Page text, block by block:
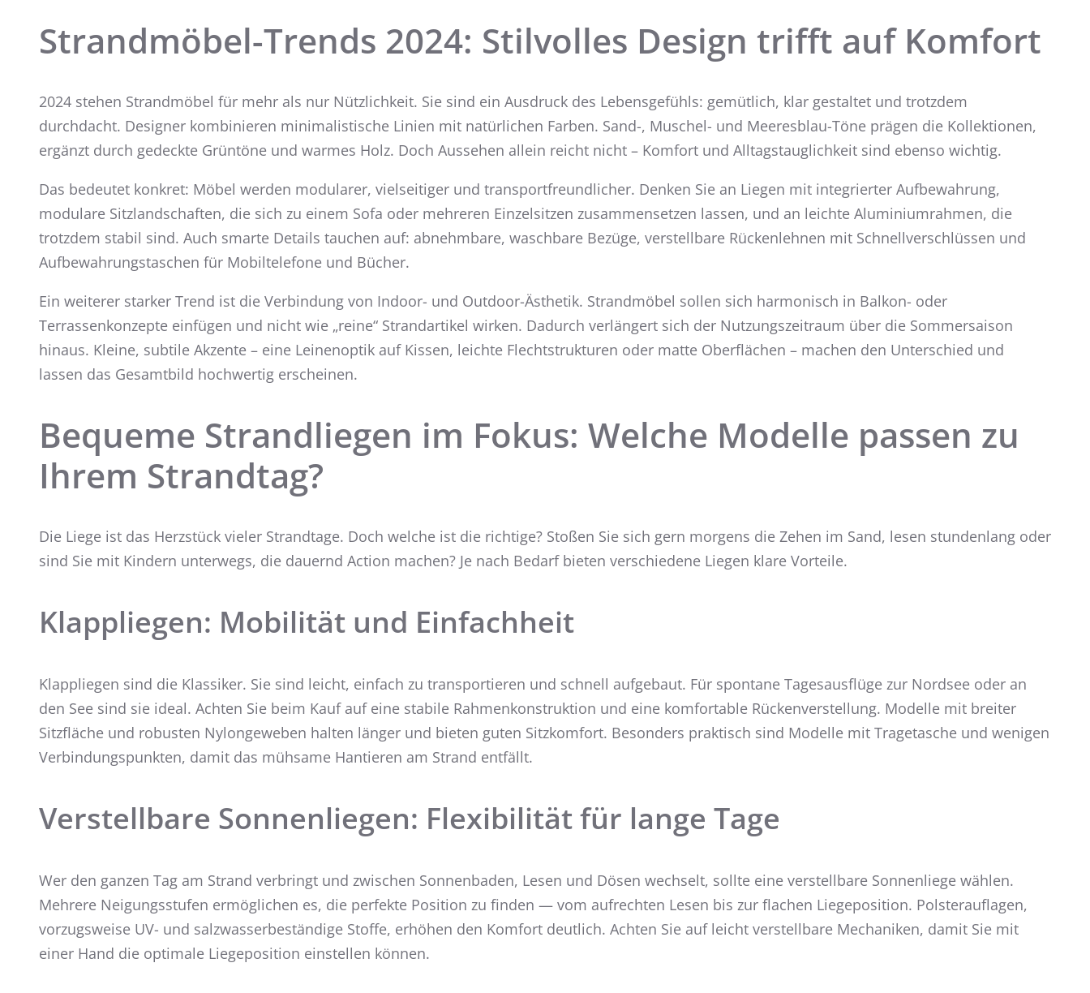
Strandmöbel-Trends 2024: Stilvolles Design trifft auf Komfort
2024 stehen Strandmöbel für mehr als nur Nützlichkeit. Sie sind ein Ausdruck des Lebensgefühls: gemütlich, klar gestaltet und trotzdem
durchdacht. Designer kombinieren minimalistische Linien mit natürlichen Farben. Sand-, Muschel- und Meeresblau-Töne prägen die Kollektionen,
ergänzt durch gedeckte Grüntöne und warmes Holz. Doch Aussehen allein reicht nicht – Komfort und Alltagstauglichkeit sind ebenso wichtig.
Das bedeutet konkret: Möbel werden modularer, vielseitiger und transportfreundlicher. Denken Sie an Liegen mit integrierter Aufbewahrung,
modulare Sitzlandschaften, die sich zu einem Sofa oder mehreren Einzelsitzen zusammensetzen lassen, und an leichte Aluminiumrahmen, die
trotzdem stabil sind. Auch smarte Details tauchen auf: abnehmbare, waschbare Bezüge, verstellbare Rückenlehnen mit Schnellverschlüssen und
Aufbewahrungstaschen für Mobiltelefone und Bücher.
Ein weiterer starker Trend ist die Verbindung von Indoor- und Outdoor-Ästhetik. Strandmöbel sollen sich harmonisch in Balkon- oder
Terrassenkonzepte einfügen und nicht wie „reine“ Strandartikel wirken. Dadurch verlängert sich der Nutzungszeitraum über die Sommersaison
hinaus. Kleine, subtile Akzente – eine Leinenoptik auf Kissen, leichte Flechtstrukturen oder matte Oberflächen – machen den Unterschied und
lassen das Gesamtbild hochwertig erscheinen.
Bequeme Strandliegen im Fokus: Welche Modelle passen zu
Ihrem Strandtag?
Die Liege ist das Herzstück vieler Strandtage. Doch welche ist die richtige? Stoßen Sie sich gern morgens die Zehen im Sand, lesen stundenlang oder
sind Sie mit Kindern unterwegs, die dauernd Action machen? Je nach Bedarf bieten verschiedene Liegen klare Vorteile.
Klappliegen: Mobilität und Einfachheit
Klappliegen sind die Klassiker. Sie sind leicht, einfach zu transportieren und schnell aufgebaut. Für spontane Tagesausflüge zur Nordsee oder an
den See sind sie ideal. Achten Sie beim Kauf auf eine stabile Rahmenkonstruktion und eine komfortable Rückenverstellung. Modelle mit breiter
Sitzfläche und robusten Nylongeweben halten länger und bieten guten Sitzkomfort. Besonders praktisch sind Modelle mit Tragetasche und wenigen
Verbindungspunkten, damit das mühsame Hantieren am Strand entfällt.
Verstellbare Sonnenliegen: Flexibilität für lange Tage
Wer den ganzen Tag am Strand verbringt und zwischen Sonnenbaden, Lesen und Dösen wechselt, sollte eine verstellbare Sonnenliege wählen.
Mehrere Neigungsstufen ermöglichen es, die perfekte Position zu finden — vom aufrechten Lesen bis zur flachen Liegeposition. Polsterauflagen,
vorzugsweise UV- und salzwasserbeständige Stoffe, erhöhen den Komfort deutlich. Achten Sie auf leicht verstellbare Mechaniken, damit Sie mit
einer Hand die optimale Liegeposition einstellen können.